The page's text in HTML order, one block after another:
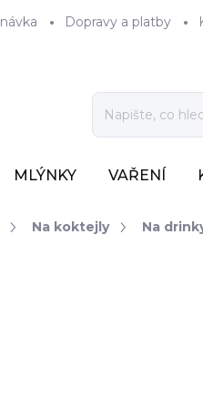
Dopravy a platby
MLÝNKY VAŘENÍ
Na koktejly Na